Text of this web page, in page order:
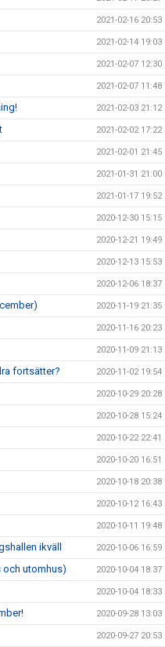
2021-02-16 20:53
2021-02-14 19:03
2021-02-07 12:30
2021-02-07 11:48
2021-02-03 21:12
2021-02-02 17:22
2021-02-01 21:45
2021-01-31 21:00
2021-01-17 19:52
2020-12-30 15:15
2020-12-21 19:49
2020-12-13 15:53
2020-12-06 18:37
2020-11-19 21:35
2020-11-16 20:23
2020-11-09 21:13
fortsätter? 2020-11-02 19:54
2020-10-29 20:28
2020-10-28 15:24
2020-10-22 22:41
2020-10-20 16:51
2020-10-18 20:38
2020-10-12 16:43
2020-10-11 19:48
ikväll 2020-10-06 16:59
och utomhus) 2020-10-04 18:37
2020-10-04 18:33
2020-09-28 13:03
2020-09-27 20:53